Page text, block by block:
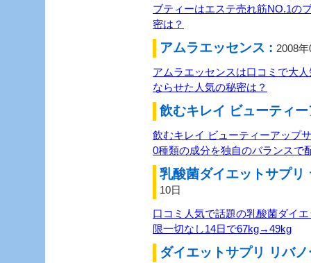
ブティーはエステ売れ筋NO.1の
密は？
アムラエッセンス : 2008
アムラエッセンスは口コミで大
ならせた人気の秘密は？
飲むキレイ ビューティ
飲むキレイ ビューティーアップ
0種類の成分を独自のバランスで
乳酸菌ダイエットサプ
10日
口コミ人気で話題の乳酸菌ダイ
限一切なし14日で67kg→49kg
ダイエットサプリ リバ